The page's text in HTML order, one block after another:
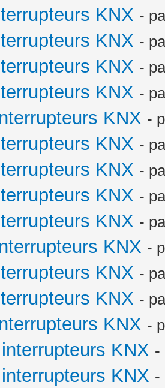
KNX -
KNX -
KNX -
KNX -
KNX -
KNX -
KNX -
KNX -
KNX -
KNX -
KNX -
KNX -
KNX -
KNX -
KNX -